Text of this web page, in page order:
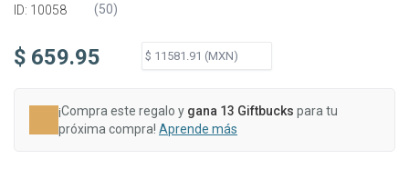
ID: 10058 (50)
$ 659.95
¡Compra este regalo y gana 13 Giftbucks para tu
próxima compra! Aprende más